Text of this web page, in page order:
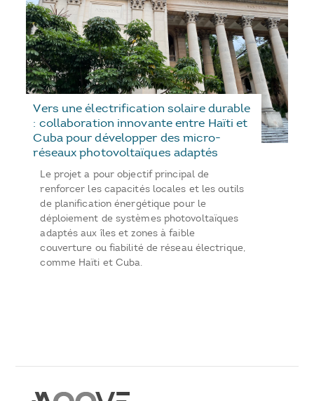
Vers une électrification solaire durable
: collaboration innovante entre Haïti et
Cuba pour développer des micro-
réseaux photovoltaïques adaptés
Le projet a pour objectif principal de
renforcer les capacités locales et les outils
de planification énergétique pour le
déploiement de systèmes photovoltaïques
adaptés aux îles et zones à faible
couverture ou fiabilité de réseau électrique,
comme Haïti et Cuba.